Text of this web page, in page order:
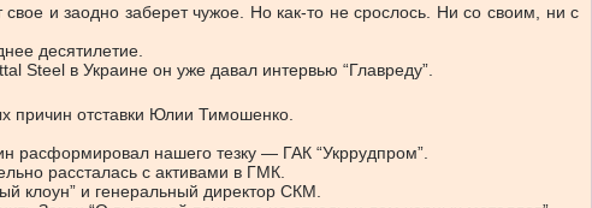
и заодно заберет чужое. Но как-то не срослось. Ни со своим, ни с
десятилетие.
Steel в Украине он уже давал интервью “Главреду”.
причин отставки Юлии Тимошенко.
расформировал нашего тезку — ГАК “Укррудпром”.
рассталась с активами в ГМК.
клоун” и генеральный директор СКМ.